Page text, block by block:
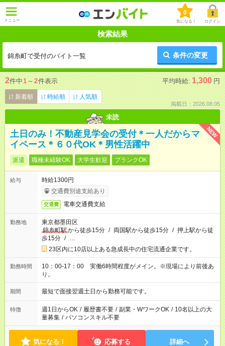
メニュー
0
気になる！ ログイン
検索結果
錦糸町で受付のバイト一覧 条件の変更
2件中1 ～ 2件表示 平均時給: 1,300 円
新着順 時給順 人気順
掲載日：2026.08.05
未読
NEW
土日のみ！不動産見学会の受付＊一人だからマ
イペース＊６０代OK＊男性活躍中
派遣 職種未経験OK 大学生歓迎 ブランクOK
給与
時給1300円
交通費別途支給あり
交通費 電車交通費支給
勤務地
東京都墨田区
錦糸町駅から徒歩15分 / 両国駅から徒歩15分 / 押上駅から徒
歩15分 / …
23区内に10店以上ある急成長中の住宅流通企業です。
勤務時間
10：00-17：00 実働6時間程度がメイン。※現場により前後あ
り。
期間 最短で面接翌週土日から勤務可能です。
特徴 週1日からOK / 履歴書不要 / 副業・WワークOK / 10名以上の大
量募集 / パソコンスキル不要
気になる！ 応募する 詳細へ